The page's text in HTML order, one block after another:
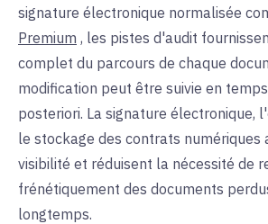
signature électronique normalisée
Premium , les pistes d'audit
complet du parcours de chaque
modification peut être suivie en
posteriori. La signature électronique,
le stockage des contrats numériques
visibilité et réduisent la nécessité de
frénétiquement des documents
longtemps.